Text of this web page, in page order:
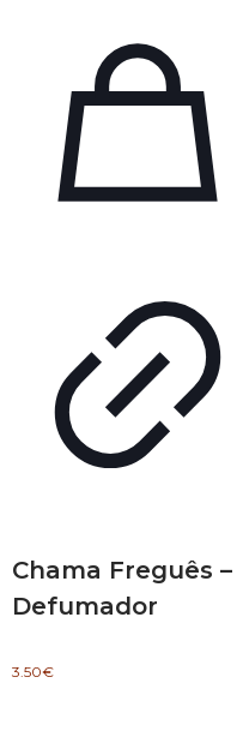
Chama Freguês –
Defumador
3.50€